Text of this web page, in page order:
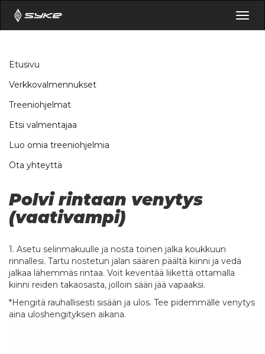
Etusivu
Verkkovalmennukset
Treeniohjelmat
Etsi valmentajaa
Luo omia treeniohjelmia
Ota yhteyttä
Polvi rintaan venytys
(vaativampi)
1. Asetu selinmakuulle ja nosta toinen jalka koukkuun
rinnallesi. Tartu nostetun jalan säären päältä kiinni ja vedä
jalkaa lähemmäs rintaa. Voit keventää liikettä ottamalla
kiinni reiden takaosasta, jolloin sääri jää vapaaksi.
*Hengitä rauhallisesti sisään ja ulos. Tee pidemmälle venytys
aina uloshengityksen aikana.